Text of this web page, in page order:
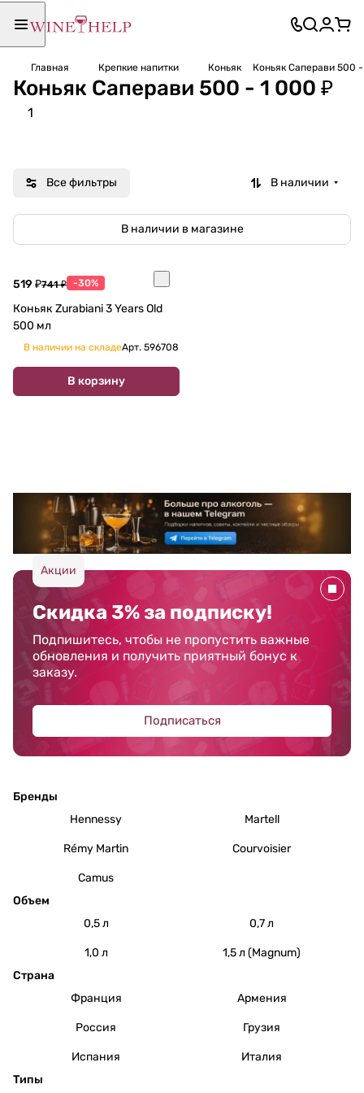
Главная Крепкие напитки Коньяк Коньяк Саперави 500
Коньяк Саперави 500 - 1 000 ₽
1
Все фильтры В наличии
В наличии в магазине
519 ₽741 ₽ -30%
Коньяк Zurabiani 3 Years Old
500 мл
В наличии на складеАрт. 596708
В корзину
Акции
Скидка 3% за подписку!
Подпишитесь, чтобы не пропустить важные
обновления и получить приятный бонус к
заказу.
Подписаться
Бренды
Hennessy
Martell
Rémy Martin Courvoisier
Camus
Объем
0,5 л
0,7 л
1,0 л
1,5 л (Magnum)
Страна
Франция
Армения
Россия Грузия
Испания
Италия
Типы